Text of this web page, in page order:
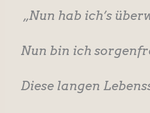
„Nun hab ich’s
Nun bin ich
Diese langen